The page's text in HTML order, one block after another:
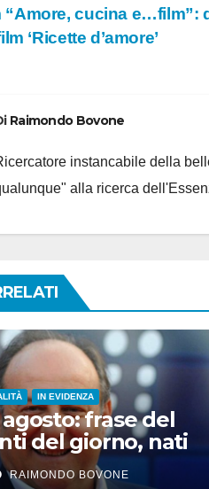
cucina e…film”:
‘Ricette d’amore’
Raimondo Bovone
instancabile della
alla ricerca
IN EVIDENZA
frase del
del giorno, nati
oggi
RAIMONDO BOVONE